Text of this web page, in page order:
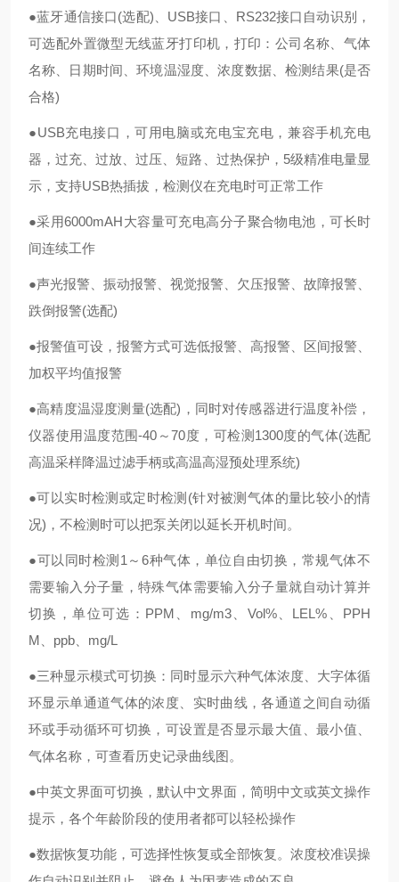
●蓝牙通信接口(选配)、USB接口、RS232接口自动识别，
可选配外置微型无线蓝牙打印机，打印：公司名称、气体
名称、日期时间、环境温湿度、浓度数据、检测结果(是否
合格)
●USB充电接口，可用电脑或充电宝充电，兼容手机充电
器，过充、过放、过压、短路、过热保护，5级精准电量显
示，支持USB热插拔，检测仪在充电时可正常工作
●采用6000mAH大容量可充电高分子聚合物电池，可长时
间连续工作
●声光报警、振动报警、视觉报警、欠压报警、故障报警、
跌倒报警(选配)
●报警值可设，报警方式可选低报警、高报警、区间报警、
加权平均值报警
●高精度温湿度测量(选配)，同时对传感器进行温度补偿，
仪器使用温度范围-40～70度，可检测1300度的气体(选配
高温采样降温过滤手柄或高温高湿预处理系统)
●可以实时检测或定时检测(针对被测气体的量比较小的情
况)，不检测时可以把泵关闭以延长开机时间。
●可以同时检测1～6种气体，单位自由切换，常规气体不
需要输入分子量，特殊气体需要输入分子量就自动计算并
切换，单位可选：PPM、mg/m3、Vol%、LEL%、PPH
M、ppb、mg/L
●三种显示模式可切换：同时显示六种气体浓度、大字体循
环显示单通道气体的浓度、实时曲线，各通道之间自动循
环或手动循环可切换，可设置是否显示最大值、最小值、
气体名称，可查看历史记录曲线图。
●中英文界面可切换，默认中文界面，简明中文或英文操作
提示，各个年龄阶段的使用者都可以轻松操作
●数据恢复功能，可选择性恢复或全部恢复。浓度校准误操